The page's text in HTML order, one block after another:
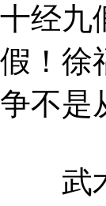
十经九
假！徐
争不是
武术